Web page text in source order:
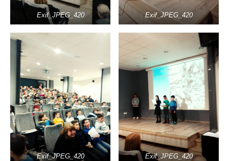
Exif_JPEG_420 Exif_JPEG_420
Exif_JPEG_420 Exif_JPEG_420